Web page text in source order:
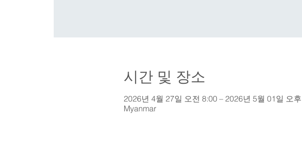
시간 및 장소
2026년 4월 27일 오전 8:00 – 2026년 5월 01일 오
Myanmar